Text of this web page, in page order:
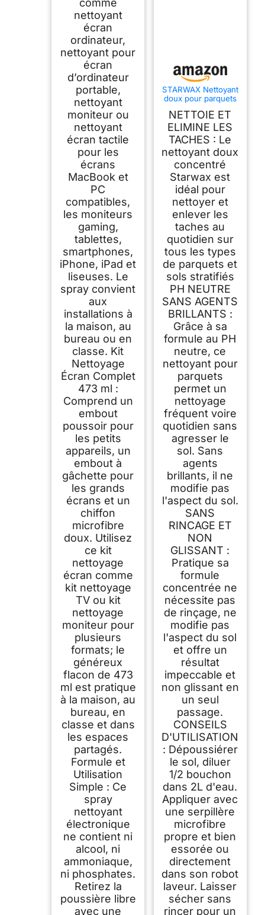
comme
nettoyant
écran
ordinateur,
nettoyant pour
écran
d’ordinateur
portable,
nettoyant
moniteur ou
nettoyant
écran tactile
pour les
écrans
MacBook et
PC
compatibles,
les moniteurs
gaming,
tablettes,
smartphones,
iPhone, iPad et
liseuses. Le
spray convient
aux
installations à
la maison, au
bureau ou en
classe. Kit
Nettoyage
Écran Complet
473 ml :
Comprend un
embout
poussoir pour
les petits
appareils, un
embout à
gâchette pour
les grands
écrans et un
chiffon
microfibre
doux. Utilisez
ce kit
nettoyage
écran comme
kit nettoyage
TV ou kit
nettoyage
moniteur pour
plusieurs
formats; le
généreux
flacon de 473
ml est pratique
à la maison, au
bureau, en
classe et dans
les espaces
partagés.
Formule et
Utilisation
Simple : Ce
spray
nettoyant
électronique
ne contient ni
alcool, ni
ammoniaque,
ni phosphates.
Retirez la
poussière libre
avec une
STARWAX Nettoyant
doux pour parquets
NETTOIE ET
ELIMINE LES
TACHES : Le
nettoyant doux
concentré
Starwax est
idéal pour
nettoyer et
enlever les
taches au
quotidien sur
tous les types
de parquets et
sols stratifiés
PH NEUTRE
SANS AGENTS
BRILLANTS :
Grâce à sa
formule au PH
neutre, ce
nettoyant pour
parquets
permet un
nettoyage
fréquent voire
quotidien sans
agresser le
sol. Sans
agents
brillants, il ne
modifie pas
l'aspect du sol.
SANS
RINCAGE ET
NON
GLISSANT :
Pratique sa
formule
concentrée ne
nécessite pas
de rinçage, ne
modifie pas
l'aspect du sol
et offre un
résultat
impeccable et
non glissant en
un seul
passage.
CONSEILS
D'UTILISATION
: Dépoussiérer
le sol, diluer
1/2 bouchon
dans 2L d'eau.
Appliquer avec
une serpillère
microfibre
propre et bien
essorée ou
directement
dans son robot
laveur. Laisser
sécher sans
rincer pour un